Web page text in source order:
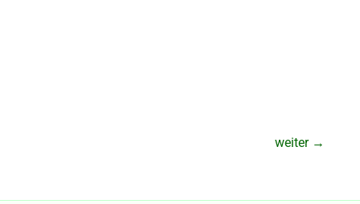
weiter →